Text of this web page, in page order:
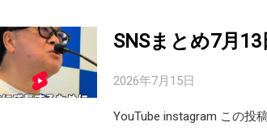
SNSまとめ7月13
2026年7月15日
YouTube instagram この投